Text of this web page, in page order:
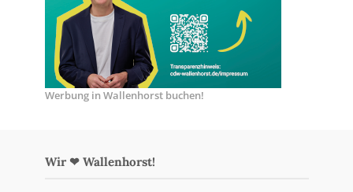
Werbung in Wallenhorst buchen!
Wir ❤ Wallenhorst!